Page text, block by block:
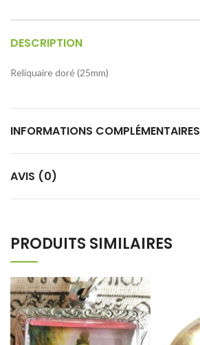
DESCRIPTION
Reliquaire doré (25mm)
INFORMATIONS COMPLÉMENTAIRES
AVIS (0)
PRODUITS SIMILAIRES